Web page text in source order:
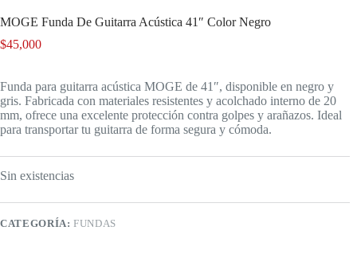
MOGE Funda De Guitarra Acústica 41″ Color Negro
$45,000
Funda para guitarra acústica MOGE de 41″, disponible en negro y
gris. Fabricada con materiales resistentes y acolchado interno de 20
mm, ofrece una excelente protección contra golpes y arañazos. Ideal
para transportar tu guitarra de forma segura y cómoda.
Sin existencias
CATEGORÍA:FUNDAS